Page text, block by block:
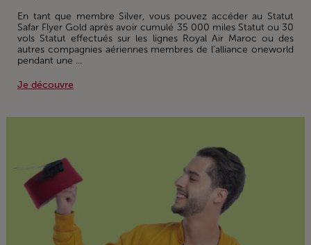
En tant que membre Silver, vous pouvez accéder au Statut
Safar Flyer Gold après avoir cumulé 35 000 miles Statut ou 30
vols Statut effectués sur les lignes Royal Air Maroc ou des
autres compagnies aériennes membres de l’alliance oneworld
pendant une ...
Je découvre